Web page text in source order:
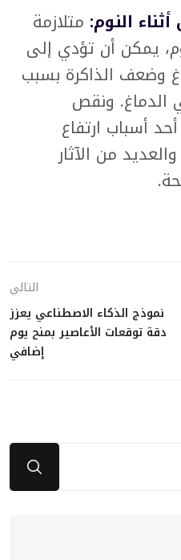
النوم: متلازمة
يمكن أن تؤدي إلى
وضعف الذاكرة بسبب
الدماغ. ونقص
أسباب ارتفاع
من الآثار
التالي
نموذج الذكاء الاصطناعي يعزز
دقة توقعات الأعاصير بمنح يوم
إضافي